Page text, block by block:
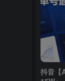
抖音【